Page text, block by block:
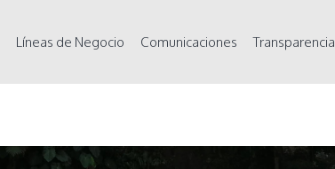
Líneas de Negocio Comunicaciones Transparencia